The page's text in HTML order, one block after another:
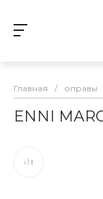
Главная / оправы
ENNI